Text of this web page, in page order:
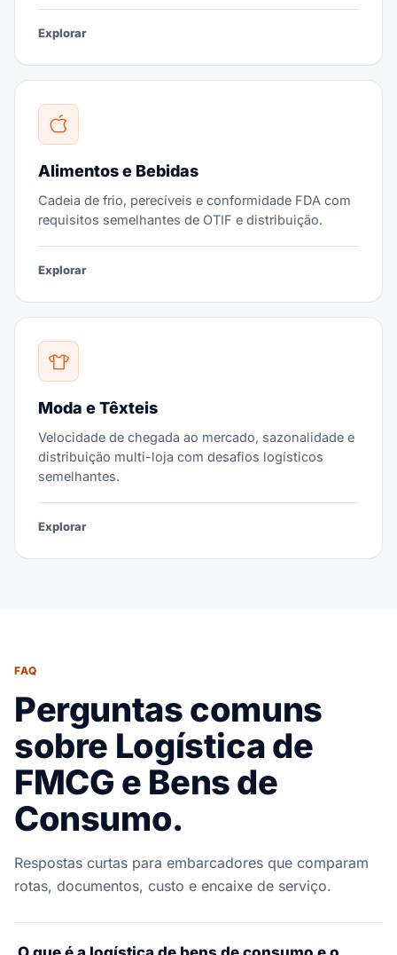
Explorar
Alimentos e Bebidas
Cadeia de frio, perecíveis e conformidade FDA com
requisitos semelhantes de OTIF e distribuição.
Explorar
Moda e Têxteis
Velocidade de chegada ao mercado, sazonalidade e
distribuição multi-loja com desafios logísticos
semelhantes.
Explorar
FAQ
Perguntas comuns
sobre Logística de
FMCG e Bens de
Consumo.
Respostas curtas para embarcadores que comparam
rotas, documentos, custo e encaixe de serviço.